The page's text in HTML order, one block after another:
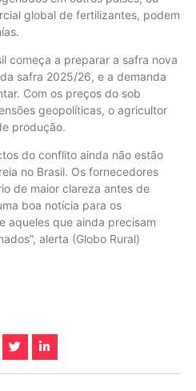
global de fertilizantes, podem
começa a preparar a safra nova
safra 2025/26, e a demanda
Com os preços do sob
geopolíticas, o agricultor
produção.
do conflito ainda não estão
no Brasil. Os fornecedores
de maior clareza antes de
boa notícia para os
aqueles que ainda precisam
alerta (Globo Rural)